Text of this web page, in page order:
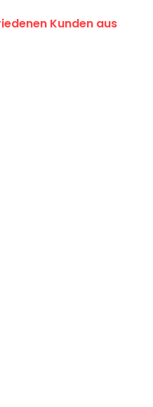
Kunden aus